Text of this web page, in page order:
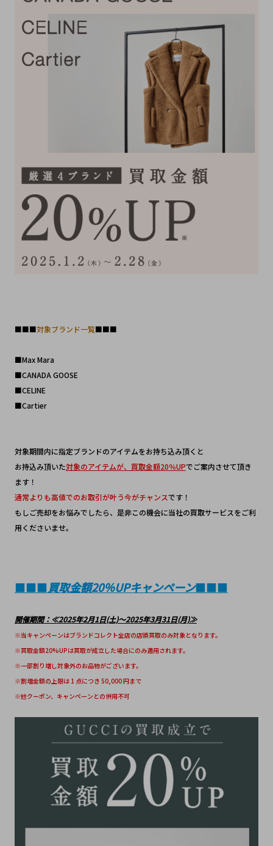
■■■対象ブランド一覧■■■
■Max Mara
■CANADA GOOSE
■CELINE
■Cartier
対象期間内に指定ブランドのアイテムをお持ち込み頂くと
お持込み頂いた対象のアイテムが、買取金額20％UPでご案内させて頂き
ます！
通常よりも高値でのお取引が叶う今がチャンスです！
もしご売却をお悩みでしたら、是非この機会に当社の買取サービスをご利
用くださいませ。
■■■買取金額20％UPキャンペーン■■■
開催期間：≪2025年2月1日(土)～2025年3月31日(月)≫
※当キャンペーンはブランドコレクト全店の店頭買取のみ対象となります。
※買取金額20%UPは買取が成立した場合にのみ適用されます。
※一部割り増し対象外のお品物がございます。
※割増金額の上限は 1 点につき 50,000 円まで
※他クーポン、キャンペーンとの併用不可